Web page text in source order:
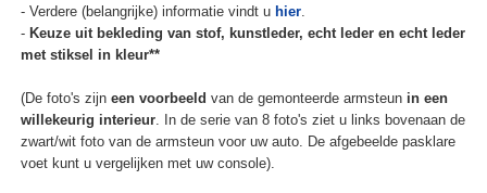
- Verdere (belangrijke) informatie vindt u hier.
- Keuze uit bekleding van stof, kunstleder, echt leder en echt leder
met stiksel in kleur**
(De foto's zijn een voorbeeld van de gemonteerde armsteun in een
willekeurig interieur. In de serie van 8 foto's ziet u links bovenaan de
zwart/wit foto van de armsteun voor uw auto. De afgebeelde pasklare
voet kunt u vergelijken met uw console).